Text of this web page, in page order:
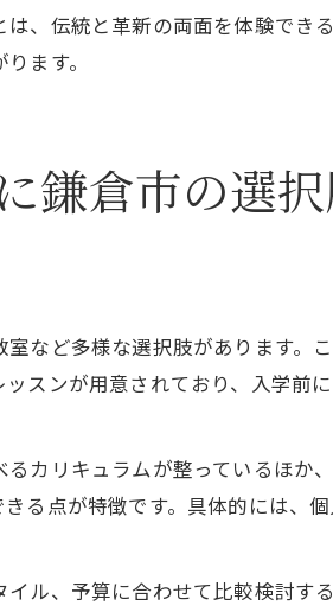
、伝統と革新の両面を体験でき
ます。
鎌倉市の選
など多様な選択肢があります。
スンが用意されており、入学前
カリキュラムが整っているほか
る点が特徴です。具体的には、
ル、予算に合わせて比較検討す